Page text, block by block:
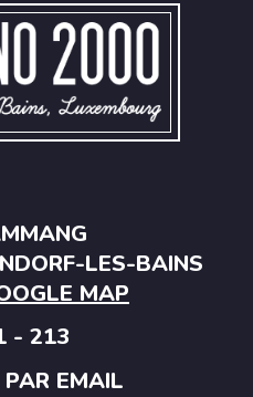
LES-BAINS
MAP
- 213
EMAIL